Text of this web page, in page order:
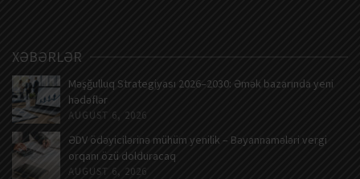
XƏBƏRLƏR
Məşğulluq Strategiyası 2026–2030: Əmək bazarında yeni
hədəflər
AUGUST 6, 2026
ƏDV ödəyicilərinə mühüm yenilik – Bəyannamələri vergi
orqanı özü dolduracaq
AUGUST 6, 2026